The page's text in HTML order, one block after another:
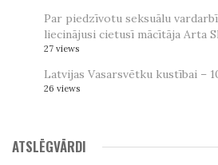
Par piedzīvotu seksuālu
liecinājusi cietusī mācītāja Arta
27 views
Latvijas Vasarsvētku kustībai –
26 views
ATSLĒGVĀRDI